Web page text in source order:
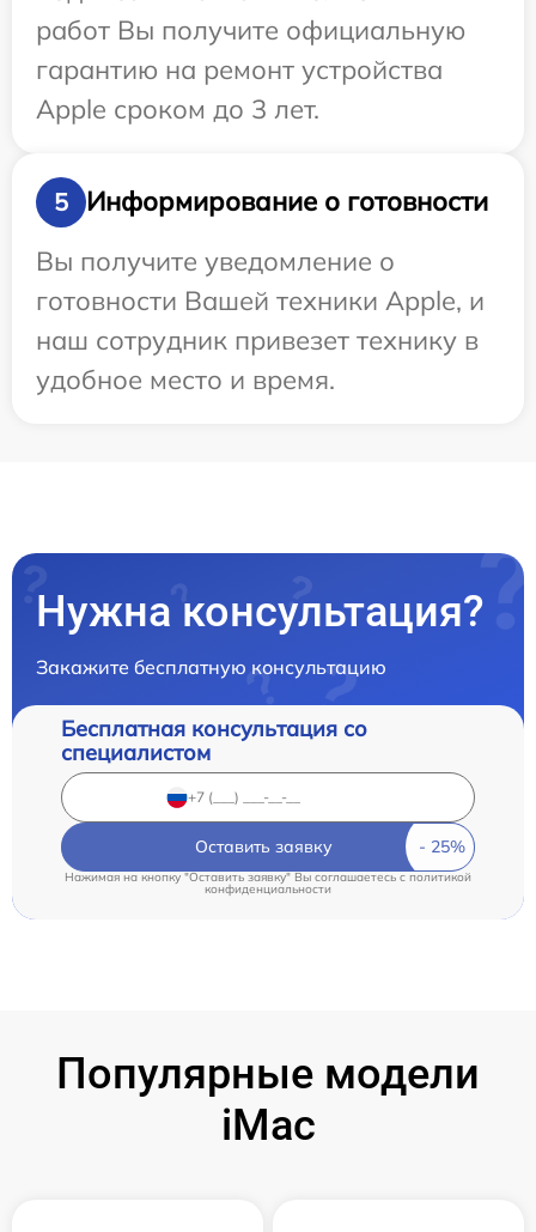
работ Вы получите официальную
гарантию на ремонт устройства
Apple сроком до 3 лет.
5
Информирование о готовности
Вы получите уведомление о
готовности Вашей техники Apple, и
наш сотрудник привезет технику в
удобное место и время.
Нужна консультация?
Закажите бесплатную консультацию
Бесплатная консультация со
специалистом
Оставить заявку
Нажимая на кнопку "Оставить заявку" Вы соглашаетесь cполитикой
конфиденциальности
Популярные модели
iMac